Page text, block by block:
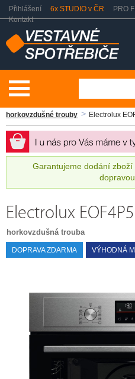
Přihlášení 6x STUDIO v ČR PRO
Kontakt
horkovzdušné trouby
Electrolux
Garantujeme dodání
Electrolux
horkovzdušná trouba
DOPRAVA ZDARMA VÝHODNÁ